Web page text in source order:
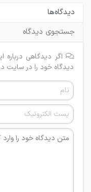
دیدگاه‌ها
جستجوی دیدگاه
اگر دیدگاهی درباره
دیدگاه خود را در سایت